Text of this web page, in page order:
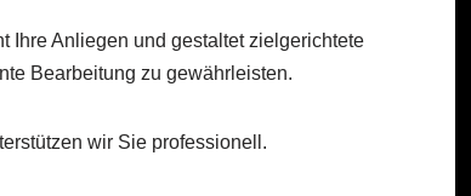
Ihre Anliegen und gestaltet zielgerichtete
Bearbeitung zu gewährleisten.
wir Sie professionell.